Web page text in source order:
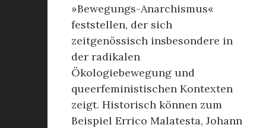
»Bewegungs-Anarchismus«
feststellen, der sich
zeitgenössisch insbesondere in
der radikalen
Ökologiebewegung und
queerfeministischen Kontexten
zeigt. Historisch können zum
Beispiel Errico Malatesta, Johann